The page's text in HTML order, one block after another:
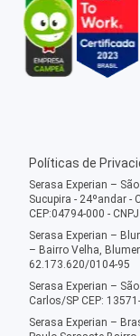
Políticas de
Serasa Experian –
Sucupira - 24ºandar -
CEP:04794-000 -
Serasa Experian –
– Bairro Velha,
62.173.620/0104-95
Serasa Experian –
Carlos/SP CEP:
Serasa Experian –